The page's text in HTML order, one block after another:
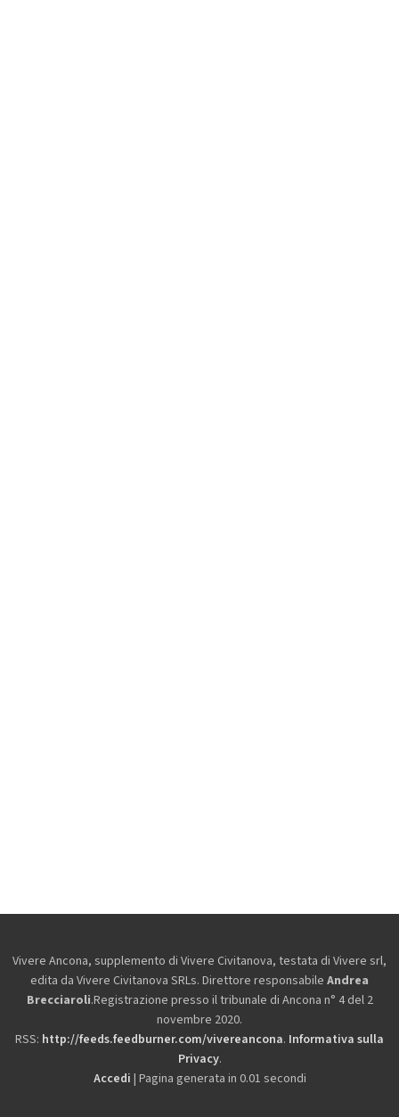
Vivere Ancona, supplemento di Vivere Civitanova, testata di Vivere srl,
edita da Vivere Civitanova SRLs. Direttore responsabile Andrea
Brecciaroli.Registrazione presso il tribunale di Ancona n° 4 del 2
novembre 2020.
RSS: http://feeds.feedburner.com/vivereancona. Informativa sulla
Privacy.
Accedi | Pagina generata in 0.01 secondi